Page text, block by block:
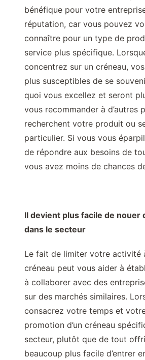
bénéfique pour votre
réputation, car vous pouvez
connaître pour un type de
service plus spécifique.
concentrez sur un créneau,
plus susceptibles de se
quoi vous excellez et seront
vous recommander à d’autres
recherchent votre produit ou
particulier. Si vous vous
de répondre aux besoins de
vous avez moins de chances
Il devient plus facile de nouer
dans le secteur
Le fait de limiter votre activité
créneau peut vous aider à
à collaborer avec des
sur des marchés similaires.
consacrez votre temps et
promotion d’un créneau
secteur, plutôt que de tout
beaucoup plus facile d’entrer